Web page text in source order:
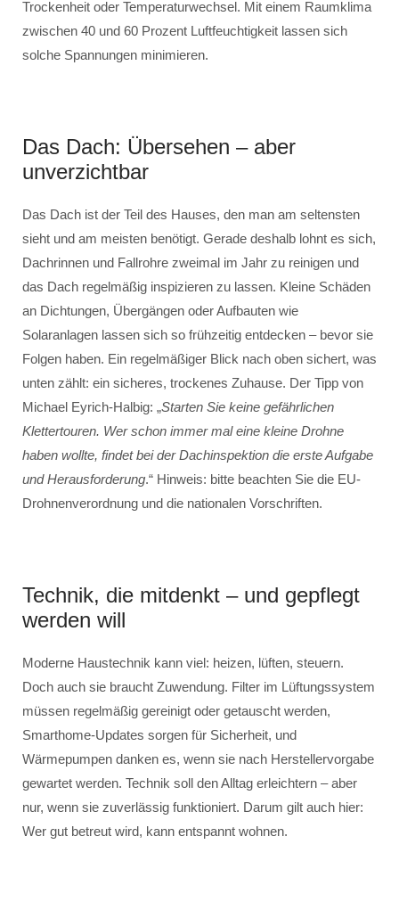
Trockenheit oder Temperaturwechsel. Mit einem Raumklima
zwischen 40 und 60 Prozent Luftfeuchtigkeit lassen sich
solche Spannungen minimieren.
Das Dach: Übersehen – aber
unverzichtbar
Das Dach ist der Teil des Hauses, den man am seltensten
sieht und am meisten benötigt. Gerade deshalb lohnt es sich,
Dachrinnen und Fallrohre zweimal im Jahr zu reinigen und
das Dach regelmäßig inspizieren zu lassen. Kleine Schäden
an Dichtungen, Übergängen oder Aufbauten wie
Solaranlagen lassen sich so frühzeitig entdecken – bevor sie
Folgen haben. Ein regelmäßiger Blick nach oben sichert, was
unten zählt: ein sicheres, trockenes Zuhause. Der Tipp von
Michael Eyrich-Halbig: „Starten Sie keine gefährlichen
Klettertouren. Wer schon immer mal eine kleine Drohne
haben wollte, findet bei der Dachinspektion die erste Aufgabe
und Herausforderung.“ Hinweis: bitte beachten Sie die EU-
Drohnenverordnung und die nationalen Vorschriften.
Technik, die mitdenkt – und gepflegt
werden will
Moderne Haustechnik kann viel: heizen, lüften, steuern.
Doch auch sie braucht Zuwendung. Filter im Lüftungssystem
müssen regelmäßig gereinigt oder getauscht werden,
Smarthome-Updates sorgen für Sicherheit, und
Wärmepumpen danken es, wenn sie nach Herstellervorgabe
gewartet werden. Technik soll den Alltag erleichtern – aber
nur, wenn sie zuverlässig funktioniert. Darum gilt auch hier:
Wer gut betreut wird, kann entspannt wohnen.